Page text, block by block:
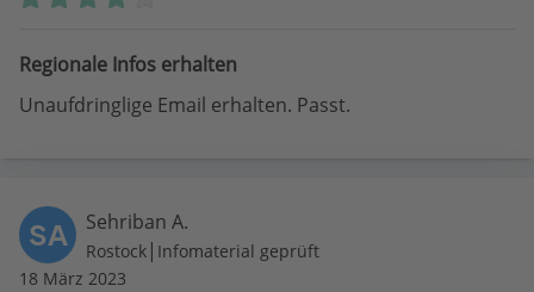
Regionale Infos erhalten
Unaufdringlige Email erhalten. Passt.
SA Sehriban A.
Rostock | Infomaterial geprüft
18 März 2023